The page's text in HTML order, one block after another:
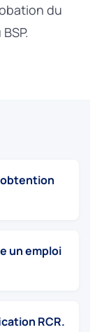
du
un emploi
RCR.